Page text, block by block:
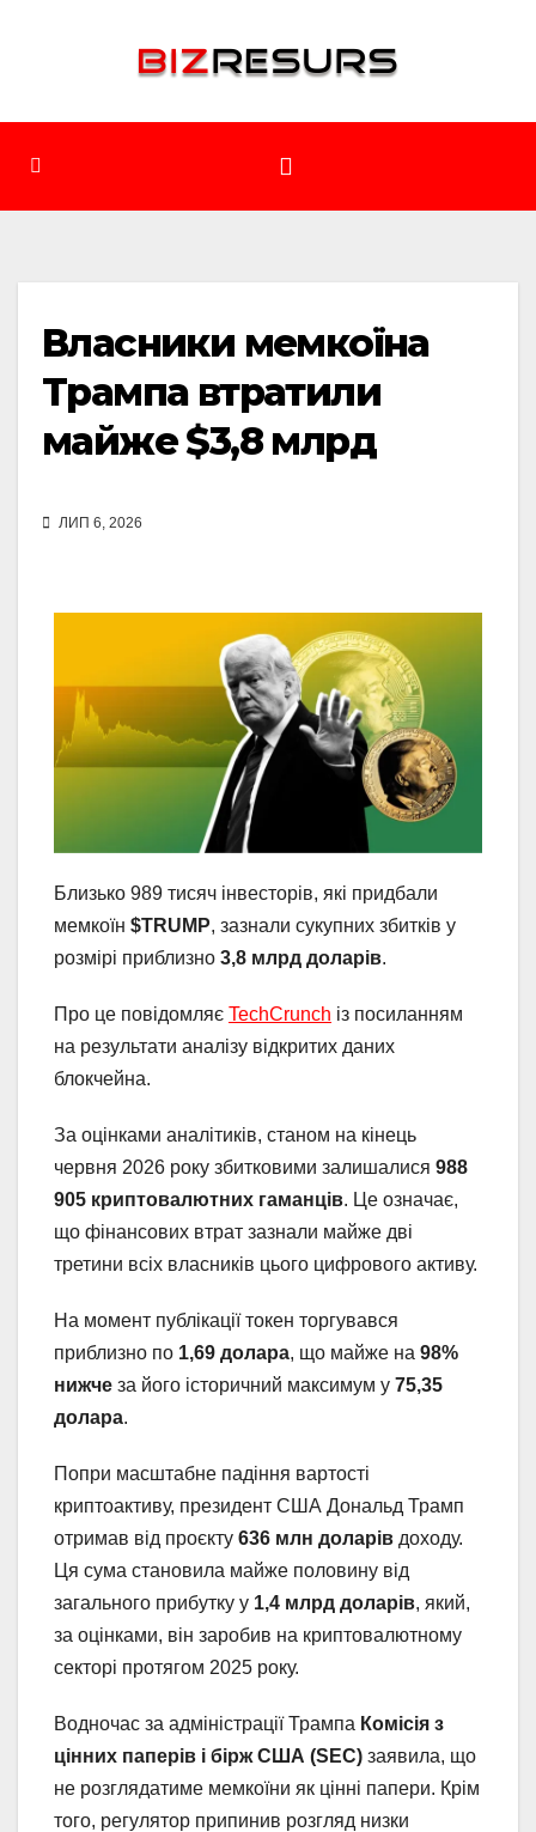
Власники мемкоїна
Трампа втратили
майже $3,8 млрд
ЛИП 6, 2026
Близько 989 тисяч інвесторів, які придбали
мемкоїн $TRUMP, зазнали сукупних збитків у
розмірі приблизно 3,8 млрд доларів.
Про це повідомляє TechCrunch із посиланням
на результати аналізу відкритих даних
блокчейна.
За оцінками аналітиків, станом на кінець
червня 2026 року збитковими залишалися 988
905 криптовалютних гаманців. Це означає,
що фінансових втрат зазнали майже дві
третини всіх власників цього цифрового активу.
На момент публікації токен торгувався
приблизно по 1,69 долара, що майже на 98%
нижче за його історичний максимум у 75,35
долара.
Попри масштабне падіння вартості
криптоактиву, президент США Дональд Трамп
отримав від проєкту 636 млн доларів доходу.
Ця сума становила майже половину від
загального прибутку у 1,4 млрд доларів, який,
за оцінками, він заробив на криптовалютному
секторі протягом 2025 року.
Водночас за адміністрації Трампа Комісія з
цінних паперів і бірж США (SEC) заявила, що
не розглядатиме мемкоїни як цінні папери. Крім
того, регулятор припинив розгляд низки